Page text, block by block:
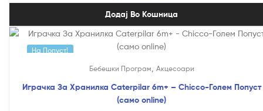
Додај Во Кошница
На Попуст!
Бебешки Програм Акцесоари
Играчка За Хранилка Caterpilar 6m+ – Chicco-Голем Попуст
(само online)